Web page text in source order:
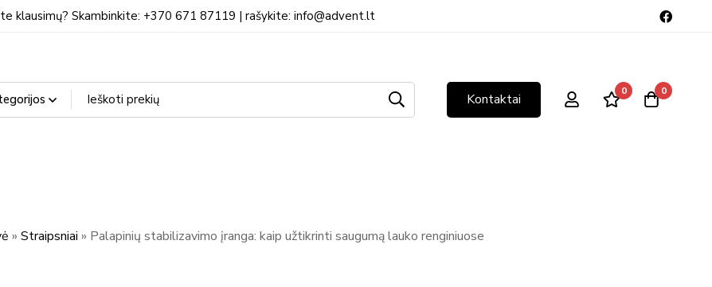
klausimų? Skambinkite: +370 671 87119 | rašykite: info@advent.lt
Kontaktai 0 0
» Straipsniai » Palapinių stabilizavimo įranga: kaip užtikrinti saugumą lauko renginiuose